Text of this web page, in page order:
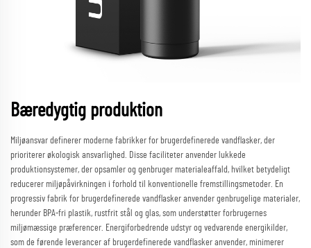
Bæredygtig produktion
Miljøansvar definerer moderne fabrikker for brugerdefinerede vandflasker, der
prioriterer økologisk ansvarlighed. Disse faciliteter anvender lukkede
produktionsystemer, der opsamler og genbruger materialeaffald, hvilket betydeligt
reducerer miljøpåvirkningen i forhold til konventionelle fremstillingsmetoder. En
progressiv fabrik for brugerdefinerede vandflasker anvender genbrugelige materialer,
herunder BPA-fri plastik, rustfrit stål og glas, som understøtter forbrugernes
miljømæssige præferencer. Energiforbedrende udstyr og vedvarende energikilder,
som de førende leverancer af brugerdefinerede vandflasker anvender, minimerer